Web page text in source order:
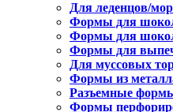
Для леденцов/
Формы для
Формы для
Формы для
Для муссовых
Формы из
Разъемные
Формы